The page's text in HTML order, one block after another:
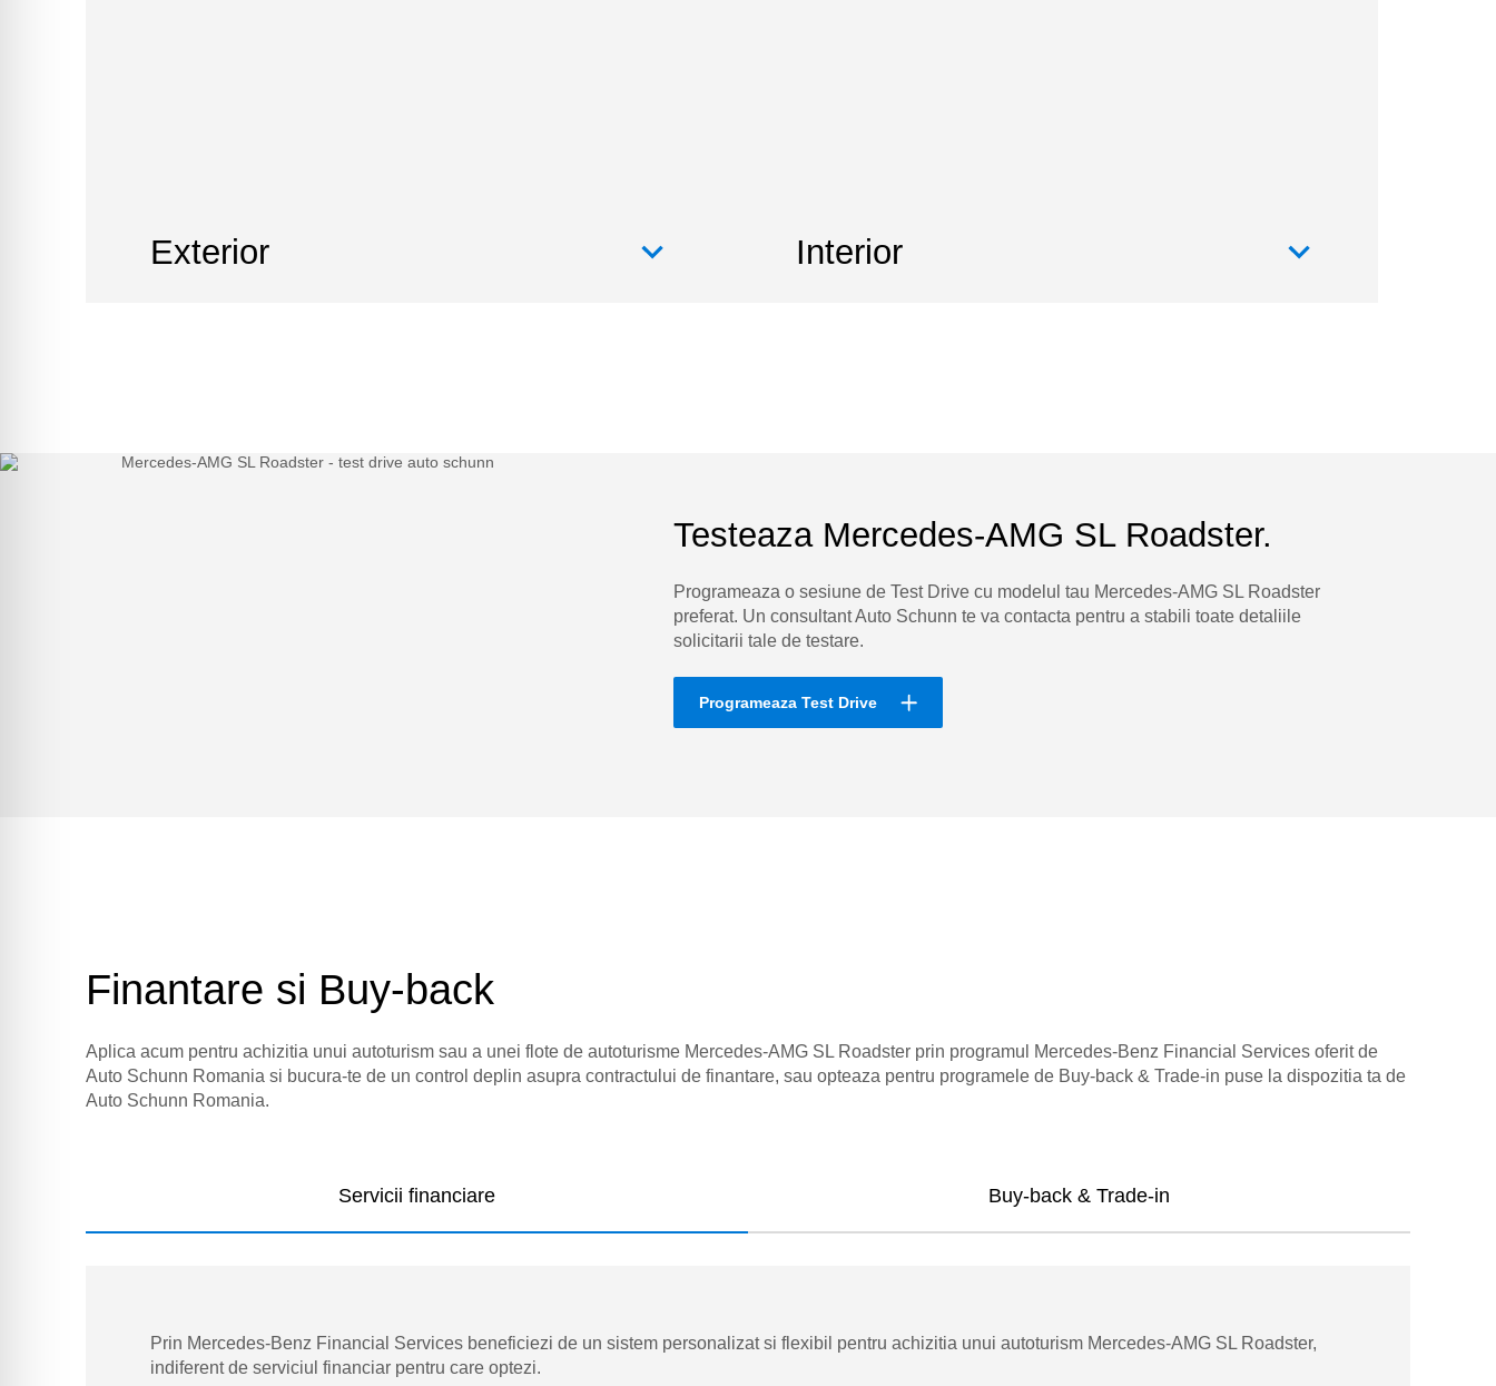
Exterior Interior
Testeaza Mercedes-AMG SL Roadster.
Programeaza o sesiune de Test Drive cu modelul tau Mercedes-AMG SL Roadster
preferat. Un consultant Auto Schunn te va contacta pentru a stabili toate detaliile
solicitarii tale de testare.
Programeaza Test Drive
Finantare si Buy-back
Aplica acum pentru achizitia unui autoturism sau a unei flote de autoturisme Mercedes-AMG SL Roadster prin programul Mercedes-Benz Financial Services oferit de
Auto Schunn Romania si bucura-te de un control deplin asupra contractului de finantare, sau opteaza pentru programele de Buy-back & Trade-in puse la dispozitia ta de
Auto Schunn Romania.
Servicii financiare Buy-back & Trade-in
Prin Mercedes-Benz Financial Services beneficiezi de un sistem personalizat si flexibil pentru achizitia unui autoturism Mercedes-AMG SL Roadster,
indiferent de serviciul financiar pentru care optezi.